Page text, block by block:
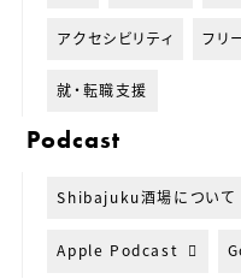
アクセシビリティ フリ
就・転職支援
Podcast
Shibajuku酒場について
Apple Podcast